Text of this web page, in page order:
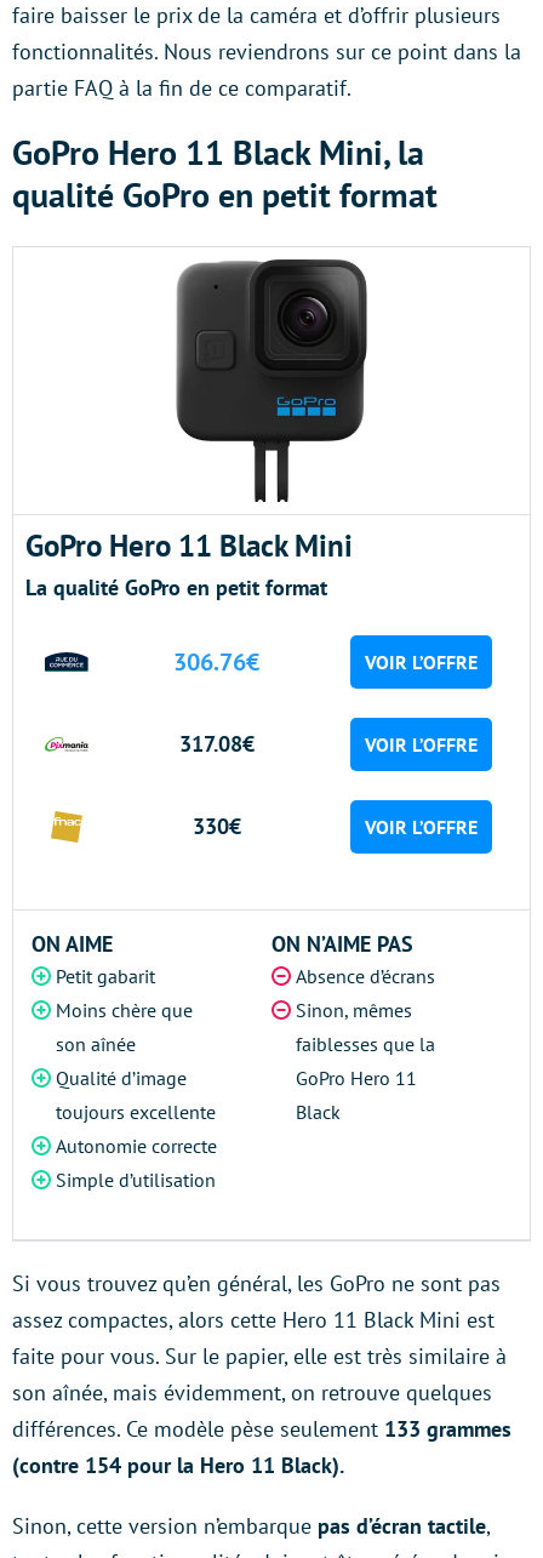
faire baisser le prix de la caméra et d’offrir plusieurs
fonctionnalités. Nous reviendrons sur ce point dans la
partie FAQ à la fin de ce comparatif.
GoPro Hero 11 Black Mini, la
qualité GoPro en petit format
GoPro Hero 11 Black Mini
La qualité GoPro en petit format
306.76€ VOIR L’OFFRE
317.08€ VOIR L’OFFRE
330€ VOIR L’OFFRE
ON AIME
Petit gabarit
Moins chère que
son aînée
Qualité d’image
toujours excellente
Autonomie correcte
Simple d’utilisation
ON N’AIME PAS
Absence d’écrans
Sinon, mêmes
faiblesses que la
GoPro Hero 11
Black
Si vous trouvez qu’en général, les GoPro ne sont pas
assez compactes, alors cette Hero 11 Black Mini est
faite pour vous. Sur le papier, elle est très similaire à
son aînée, mais évidemment, on retrouve quelques
différences. Ce modèle pèse seulement 133 grammes
(contre 154 pour la Hero 11 Black).
Sinon, cette version n’embarque pas d’écran tactile,